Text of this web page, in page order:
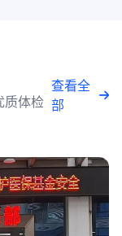
质体检
查看全
部